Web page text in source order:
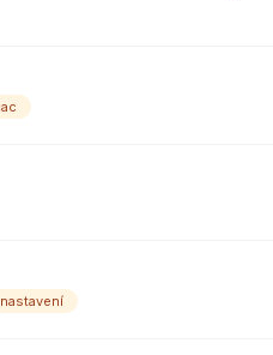
nastavení